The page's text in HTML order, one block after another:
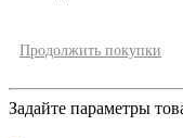
Продолжить покупки
Задайте параметры